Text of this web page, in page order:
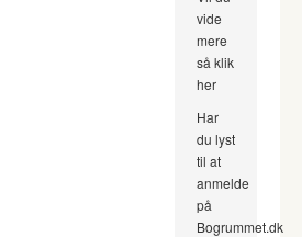
vide
mere
så klik
her
Har
du lyst
til at
anmelde
på
Bogrummet.dk